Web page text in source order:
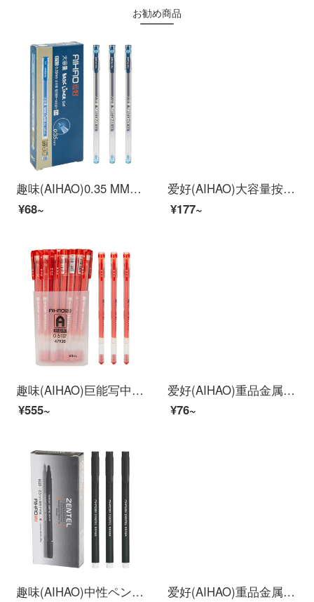
お勧め商品
趣味(AIHAO)0.35 MM墨藍色全針管大容量中性筆サインペン使い捨て水性炭素中性筆8763
¥68~
爱好(AIHAO)大容量按动中性笔0.5速干笔黑色子弹头速干直液式走珠笔碳素笔办公商务签字笔GP1042
¥177~
趣味(AIHAO)巨能写中性笔0.5 mm红速乾直液笔全针管简约炭素签名笔试験専用笔47930
¥555~
爱好(AIHAO)重品金属中性笔考试专用笔0.5MM碳素黑色水性签字笔单支装Z1
¥76~
趣味(AIHAO)中性ペン0.5 mm全針管水墨画黒学生試験ペンサインペン8620
爱好(AIHAO)重品金属按动中性笔考试专用笔0.5MM子弹头碳素黑色水性签字笔单支装Z4